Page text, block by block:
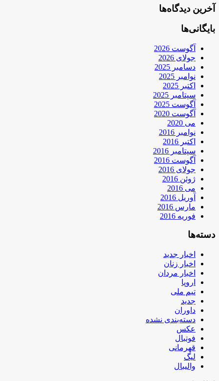
آخرین دیدگاه‌ها
بایگانی‌ها
آگوست 2026
جولای 2026
دسامبر 2025
نوامبر 2025
اکتبر 2025
سپتامبر 2025
آگوست 2025
آگوست 2020
می 2020
نوامبر 2016
اکتبر 2016
سپتامبر 2016
آگوست 2016
جولای 2016
ژوئن 2016
می 2016
آوریل 2016
مارس 2016
فوریه 2016
دسته‌ها
اخبار جدید
اخبار زنان
اخبار مردان
اروپا
تیم ملی
جدید
داوران
دسته‌بندی نشده
عکس
فوتبال
قهرمانی
لیگ
والیبال